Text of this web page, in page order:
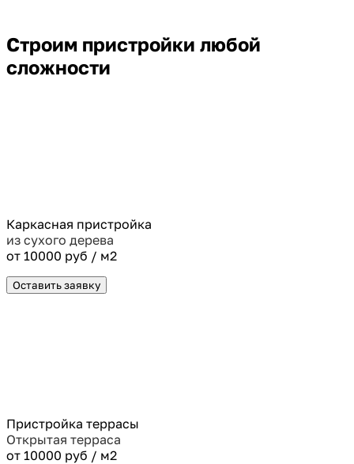
Строим пристройки любой
сложности
Каркасная пристройка
из сухого дерева
от 10000 руб / м2
Оставить заявку
Пристройка террасы
Открытая терраса
от 10000 руб / м2